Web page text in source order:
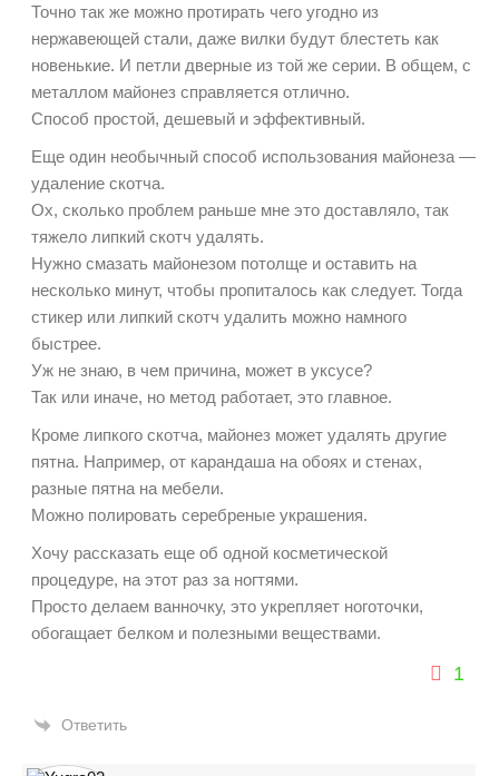
Точно так же можно протирать чего угодно из
нержавеющей стали, даже вилки будут блестеть как
новенькие. И петли дверные из той же серии. В общем, с
металлом майонез справляется отлично.
Способ простой, дешевый и эффективный.
Еще один необычный способ использования майонеза —
удаление скотча.
Ох, сколько проблем раньше мне это доставляло, так
тяжело липкий скотч удалять.
Нужно смазать майонезом потолще и оставить на
несколько минут, чтобы пропиталось как следует. Тогда
стикер или липкий скотч удалить можно намного
быстрее.
Уж не знаю, в чем причина, может в уксусе?
Так или иначе, но метод работает, это главное.
Кроме липкого скотча, майонез может удалять другие
пятна. Например, от карандаша на обоях и стенах,
разные пятна на мебели.
Можно полировать серебреные украшения.
Хочу рассказать еще об одной косметической
процедуре, на этот раз за ногтями.
Просто делаем ванночку, это укрепляет ноготочки,
обогащает белком и полезными веществами.
1
Ответить